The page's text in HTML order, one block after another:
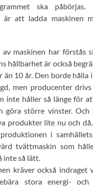
ska
är att ladda maskinen
maskinen har förstås
hållbarhet är också
än 10 år. Den borde hålla
men producenter
inte håller så länge för
göra större vinster. Och
produkter lite nu och
i
tvättmaskin som
inte så lätt.
kräver också indraget
stora energi- och